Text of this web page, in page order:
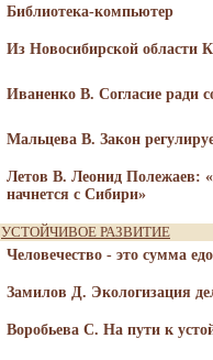
Библиотека-компьютер
Из Новосибирской области
Иваненко В. Согласие ради
Мальцева В. Закон
Летов В. Леонид Полежаев:
начнется с Сибири»
УСТОЙЧИВОЕ РАЗВИТИЕ
Человечество - это сумма
Замилов Д. Экологизация
Воробьева С. На пути к